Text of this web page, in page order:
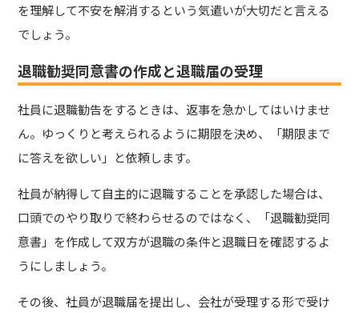
を理解して不安を解消するという気遣いが大切だと言える
でしょう。
退職勧奨同意書の作成と退職届の受理
社員に退職勧告をするときは、返事を急かしてはいけませ
ん。ゆっくりと考えられるように期限を決め、「期限まで
に答えを欲しい」と依頼します。
社員が納得して自主的に退職することを承認した場合は、
口頭でのやり取りで終わらせるのではなく、「退職勧奨同
意書」を作成して双方が退職の条件と退職日を確認するよ
うにしましょう。
その後、社員が退職届を提出し、会社が受理する形で受け